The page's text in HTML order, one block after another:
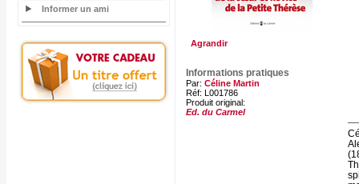
Informer un ami
Agrandir
Informations pratiques
Par: Céline Martin
Réf: L001786
Produit original:
Ed. du Carmel